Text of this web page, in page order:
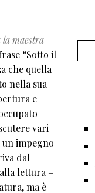
maestra
“Sotto il
che quella
nella sua
e
vari
impegno
dal
lettura –
ma è